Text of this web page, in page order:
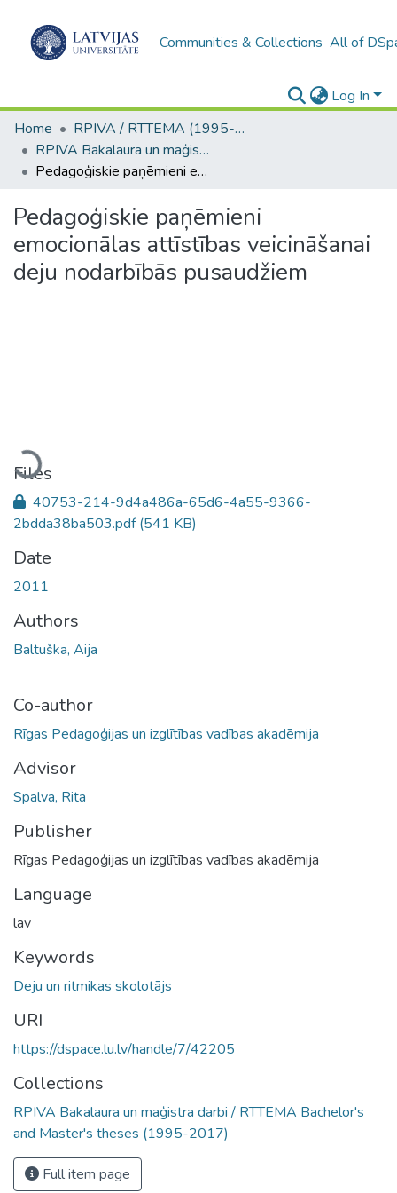
Communities & Collections All of
Log In
Home
RPIVA / RTTEMA (1995-2016)
RPIVA Bakalaura un maģistra darbi / RTTEMA Bachelor's and Master's theses (1995-2017)
Pedagoģiskie paņēmieni emocionālas attīstības veicināšanai deju nodarbībās pusaudžiem
Pedagoģiskie paņēmieni
emocionālas attīstības veicināšanai
deju nodarbībās pusaudžiem
Loading...
Files
40753-214-9d4a486a-65d6-4a55-9366-
2bdda38ba503.pdf(541 KB)
Date
2011
Authors
Baltuška, Aija
Co-author
Rīgas Pedagoģijas un izglītības vadības akadēmija
Advisor
Spalva, Rita
Publisher
Rīgas Pedagoģijas un izglītības vadības akadēmija
Language
lav
Keywords
Deju un ritmikas skolotājs
URI
https://dspace.lu.lv/handle/7/42205
Collections
RPIVA Bakalaura un maģistra darbi / RTTEMA Bachelor's
and Master's theses (1995-2017)
Full item page